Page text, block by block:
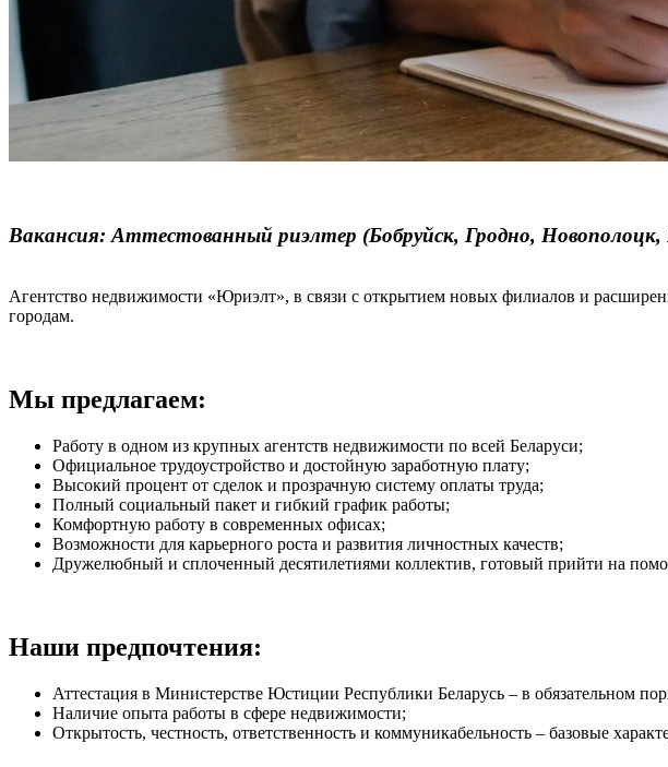
Вакансия: Аттестованный риэлтер (Бобруйск, Гродно, Новополоцк,
Агентство недвижимости «Юриэлт», в связи с открытием новых филиалов и
городам.
Мы предлагаем:
Работу в одном из крупных агентств недвижимости по всей Беларуси;
Официальное трудоустройство и достойную заработную плату;
Высокий процент от сделок и прозрачную систему оплаты труда;
Полный социальный пакет и гибкий график работы;
Комфортную работу в современных офисах;
Возможности для карьерного роста и развития личностных качеств;
Дружелюбный и сплоченный десятилетиями коллектив, готовый прийти на
Наши предпочтения:
Аттестация в Министерстве Юстиции Республики Беларусь – в обязательном
Наличие опыта работы в сфере недвижимости;
Открытость, честность, ответственность и коммуникабельность – базовые